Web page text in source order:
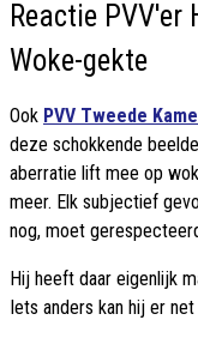
Reactie
Woke-gekte
Ook PVV Tweede
deze schokkende
aberratie lift mee op
meer. Elk subjectief
nog, moet
Hij heeft daar eigenlijk
Iets anders kan hij er